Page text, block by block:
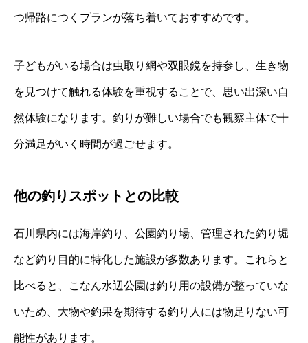
つ帰路につくプランが落ち着いておすすめです。
子どもがいる場合は虫取り網や双眼鏡を持参し、生き物
を見つけて触れる体験を重視することで、思い出深い自
然体験になります。釣りが難しい場合でも観察主体で十
分満足がいく時間が過ごせます。
他の釣りスポットとの比較
石川県内には海岸釣り、公園釣り場、管理された釣り堀
など釣り目的に特化した施設が多数あります。これらと
比べると、こなん水辺公園は釣り用の設備が整っていな
いため、大物や釣果を期待する釣り人には物足りない可
能性があります。